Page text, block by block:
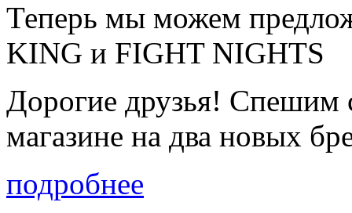
Теперь мы можем
KING и FIGHT NIGHTS
Дорогие друзья! Спешим
магазине на два новых
подробнее